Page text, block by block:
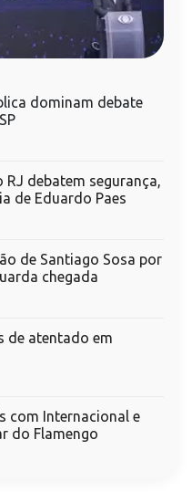
dominam debate
debatem segurança,
de Eduardo Paes
de Santiago Sosa por
chegada
de atentado em
com Internacional e
do Flamengo